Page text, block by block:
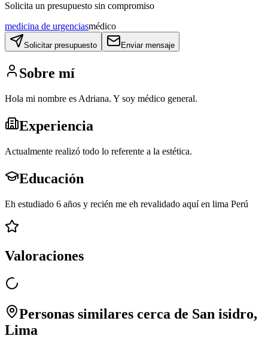
Solicita un presupuesto sin compromiso
medicina de urgenciasmédico
Solicitar presupuesto Enviar mensaje
Sobre mí
Hola mi nombre es Adriana. Y soy médico general.
Experiencia
Actualmente realizó todo lo referente a la estética.
Educación
Eh estudiado 6 años y recién me eh revalidado aquí en lima Perú
Valoraciones
Personas similares cerca de San isidro,
Lima